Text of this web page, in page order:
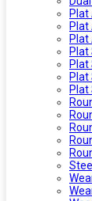
Plat
Plat
Plat
Plat
Plat
Plat
Plat